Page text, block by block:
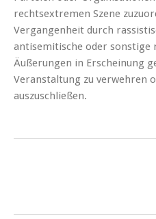
rechtsextremen Szene
Vergangenheit durch
antisemitische oder sonstige
Äußerungen in Erscheinung
Veranstaltung zu verwehren
auszuschließen.